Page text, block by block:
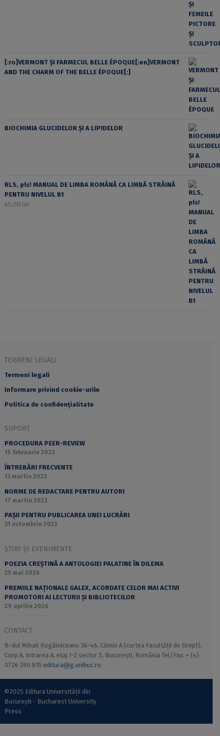
[:ro]VERMONT ȘI FARMECUL BELLE ÉPOQUE[:en]VERMONT
AND THE CHARM OF THE BELLE ÉPOQUE[:]
BIOCHIMIA GLUCIDELOR ȘI A LIPIDELOR
RLS, pls! MANUAL DE LIMBA ROMÂNĂ CA LIMBĂ STRĂINĂ
PENTRU NIVELUL B1
65,00 lei
TERMENI LEGALI
Termeni legali
Informare privind cookie-urile
Politica de confidențialitate
SUPORT
PROCEDURA PEER-REVIEW
15 februarie 2023
ÎNTREBĂRI FRECVENTE
13 martie 2023
NORME DE REDACTARE PENTRU AUTORI
17 martie 2023
PAȘII PENTRU PUBLICAREA UNEI LUCRĂRI
31 octombrie 2023
ȘTIRI ȘI EVENIMENTE
POEZIA CREȘTINĂ A ANTOLOGIEI PALATINE ÎN DILEMA
25 mai 2026
PREMIILE NAȚIONALE GALEX, ACORDATE CELOR MAI ACTIVI
PROMOTORI AI LECTURII ȘI BIBLIOTECILOR
29 aprilie 2026
CONTACT
B-dul Mihail Kogălniceanu 36-46, Cămin A (curtea Facultății de Drept),
Corp A, Intrarea A, etaj 1-2 sector 5, București, România Tel/Fax: + (4)
0726 390 815 editura@g.unibuc.ro
©2025 Editura Universității din
București - Bucharest University
Press